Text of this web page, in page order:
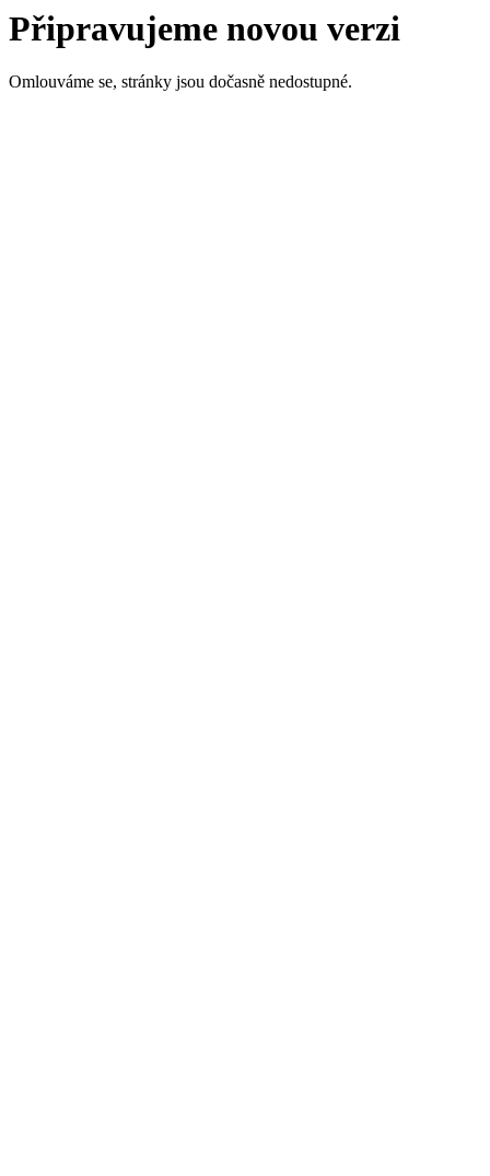
Připravujeme novou verzi
Omlouváme se, stránky jsou dočasně nedostupné.